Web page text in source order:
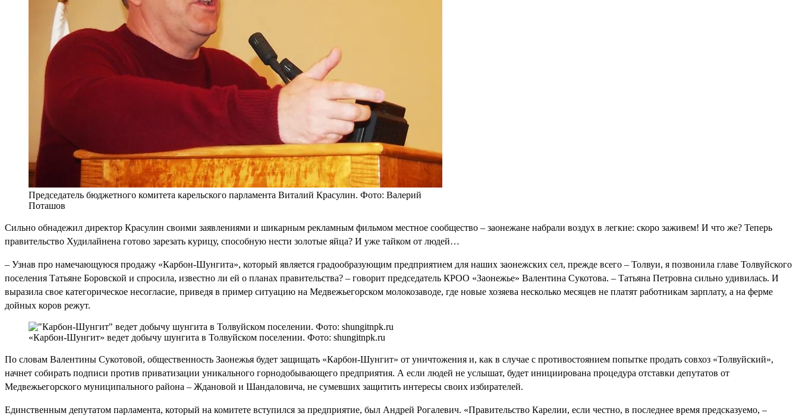
Председатель бюджетного комитета карельского парламента Виталий Красулин. Фото: Валерий
Поташов
Сильно обнадежил директор Красулин своими заявлениями и шикарным рекламным фильмом местное сообщество – заонежане набрали воздух в легкие: скоро заживем! И что же? Теперь
правительство Худилайнена готово зарезать курицу, способную нести золотые яйца? И уже тайком от людей…
– Узнав про намечающуюся продажу «Карбон-Шунгита», который является градообразующим предприятием для наших заонежских сел, прежде всего – Толвуи, я позвонила главе Толвуйского
поселения Татьяне Боровской и спросила, известно ли ей о планах правительства? – говорит председатель КРОО «Заонежье» Валентина Сукотова. – Татьяна Петровна сильно удивилась. И
выразила свое категорическое несогласие, приведя в пример ситуацию на Медвежьегорском молокозаводе, где новые хозяева несколько месяцев не платят работникам зарплату, а на ферме
дойных коров режут.
«Карбон-Шунгит» ведет добычу шунгита в Толвуйском поселении. Фото: shungitnpk.ru
По словам Валентины Сукотовой, общественность Заонежья будет защищать «Карбон-Шунгит» от уничтожения и, как в случае с противостоянием попытке продать совхоз «Толвуйский»,
начнет собирать подписи против приватизации уникального горнодобывающего предприятия. А если людей не услышат, будет инициирована процедура отставки депутатов от
Медвежьегорского муниципального района – Ждановой и Шандаловича, не сумевших защитить интересы своих избирателей.
Единственным депутатом парламента, который на комитете вступился за предприятие, был Андрей Рогалевич. «Правительство Карелии, если честно, в последнее время предсказуемо, –